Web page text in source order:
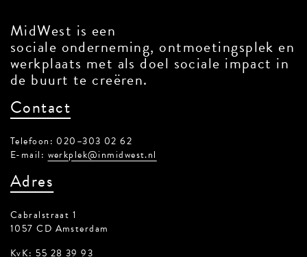
MidWest is een
sociale onderneming, ontmoetingsplek en
werkplaats met als doel sociale impact in
de buurt te creëren.
Contact
Telefoon: 020–303 02 62
E-mail: werkplek@inmidwest.nl
Adres
Cabralstraat 1
1057 CD Amsterdam
KvK: 55 28 39 93